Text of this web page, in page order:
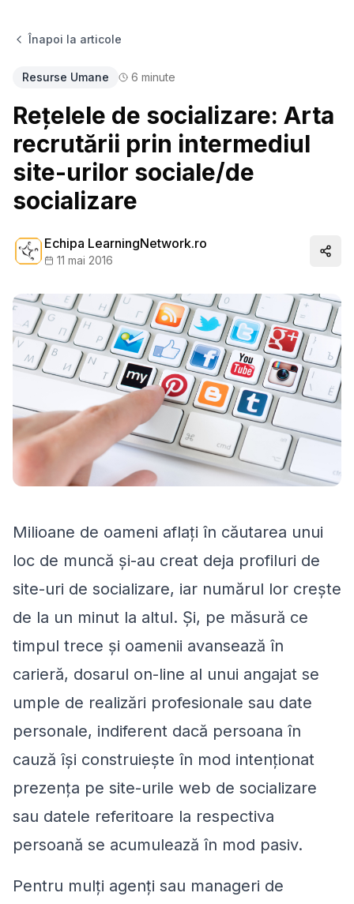
Înapoi la articole
Resurse Umane 6 minute
Reţelele de socializare: Arta
recrutării prin intermediul
site-urilor sociale/de
socializare
Echipa LearningNetwork.ro
11 mai 2016
Milioane de oameni aflaţi în căutarea unui
loc de muncă şi-au creat deja profiluri de
site-uri de socializare, iar numărul lor creşte
de la un minut la altul. Şi, pe măsură ce
timpul trece şi oamenii avansează în
carieră, dosarul on-line al unui angajat se
umple de realizări profesionale sau date
personale, indiferent dacă persoana în
cauză îşi construieşte în mod intenţionat
prezenţa pe site-urile web de socializare
sau datele referitoare la respectiva
persoană se acumulează în mod pasiv.
Pentru mulţi agenţi sau manageri de